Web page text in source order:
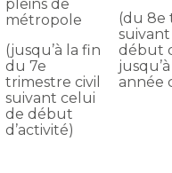
pleins de
métropole
(jusqu’à la fin
du 7e
trimestre civil
suivant celui
de début
d’activité)
(du 8e
début
année